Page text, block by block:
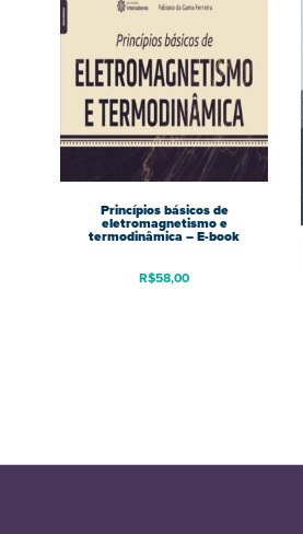
Princípios básicos de
eletromagnetismo e
termodinâmica – E-book
R$58,00